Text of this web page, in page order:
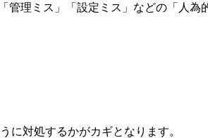
理ミス」「設定ミス」などの「人為
に対処するかがカギとなります。